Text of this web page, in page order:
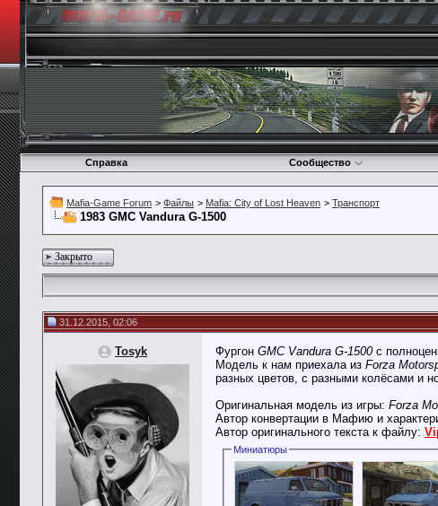
Справка Сообщество
Mafia-Game Forum > Файлы > Mafia: City of Lost Heaven > Транспорт
1983 GMC Vandura G-1500
Закрыто
31.12.2015, 02:06
Tosyk Фургон GMC Vandura G-1500с
Модель к нам приехала из Forza
разных цветов, с разными колёсами и
Оригинальная модель из игры: Forza
Автор конвертации в Мафию и
Автор оригинального текста к файлу:
Миниатюры